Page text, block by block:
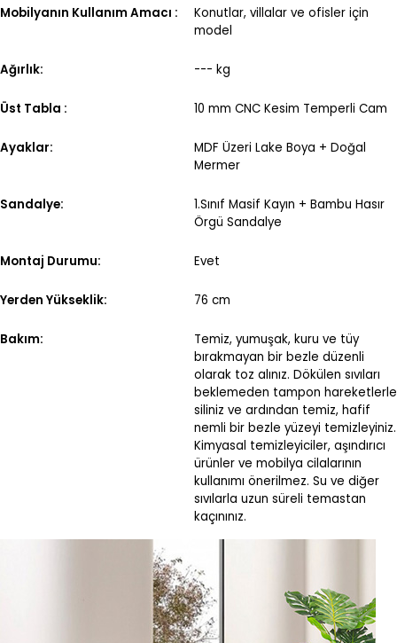
Mobilyanın Kullanım Amacı :
Konutlar, villalar ve ofisler için
model
Ağırlık: --- kg
Üst Tabla : 10 mm CNC Kesim Temperli Cam
Ayaklar:
MDF Üzeri Lake Boya + Doğal
Mermer
Sandalye:
1.Sınıf Masif Kayın + Bambu Hasır
Örgü Sandalye
Montaj Durumu: Evet
Yerden Yükseklik: 76 cm
Bakım:
Temiz, yumuşak, kuru ve tüy
bırakmayan bir bezle düzenli
olarak toz alınız. Dökülen sıvıları
beklemeden tampon hareketlerle
siliniz ve ardından temiz, hafif
nemli bir bezle yüzeyi temizleyiniz.
Kimyasal temizleyiciler, aşındırıcı
ürünler ve mobilya cilalarının
kullanımı önerilmez. Su ve diğer
sıvılarla uzun süreli temastan
kaçınınız.